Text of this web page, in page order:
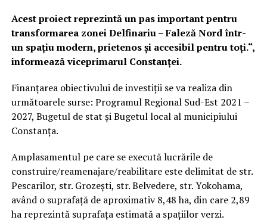
Acest proiect reprezintă un pas important pentru
transformarea zonei Delfinariu – Faleză Nord într-
un spațiu modern, prietenos și accesibil pentru toți.“,
informează viceprimarul Constanței.
Finanțarea obiectivului de investiții se va realiza din
următoarele surse: Programul Regional Sud-Est 2021 –
2027, Bugetul de stat şi Bugetul local al municipiului
Constanța.
Amplasamentul pe care se execută lucrările de
construire/reamenajare/reabilitare este delimitat de str.
Pescarilor, str. Grozești, str. Belvedere, str. Yokohama,
având o suprafață de aproximativ 8,48 ha, din care 2,89
ha reprezintă suprafața estimată a spațiilor verzi.